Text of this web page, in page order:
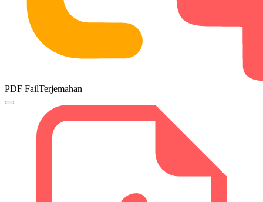
PDF FailTerjemahan